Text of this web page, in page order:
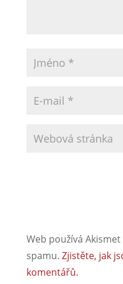
Web používá
spamu. Zjistěte, jak
komentářů.